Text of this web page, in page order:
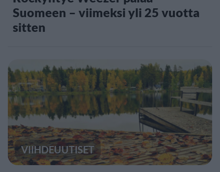
Suomeen – viimeksi yli 25 vuotta
sitten
VIIHDEUUTISET